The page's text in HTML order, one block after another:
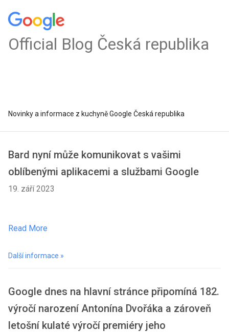
Official Blog Česká republika
Novinky a informace z kuchyně Google Česká republika
Bard nyní může komunikovat s vašimi
oblíbenými aplikacemi a službami Google
19. září 2023
Read More
Další informace »
Google dnes na hlavní stránce připomíná 182.
výročí narození Antonína Dvořáka a zároveň
letošní kulaté výročí premiéry jeho